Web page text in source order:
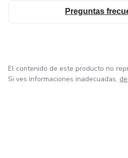
Preguntas
El contenido de este producto no
Si ves informaciones inadecuadas,